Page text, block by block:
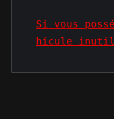
Si vous
hicule